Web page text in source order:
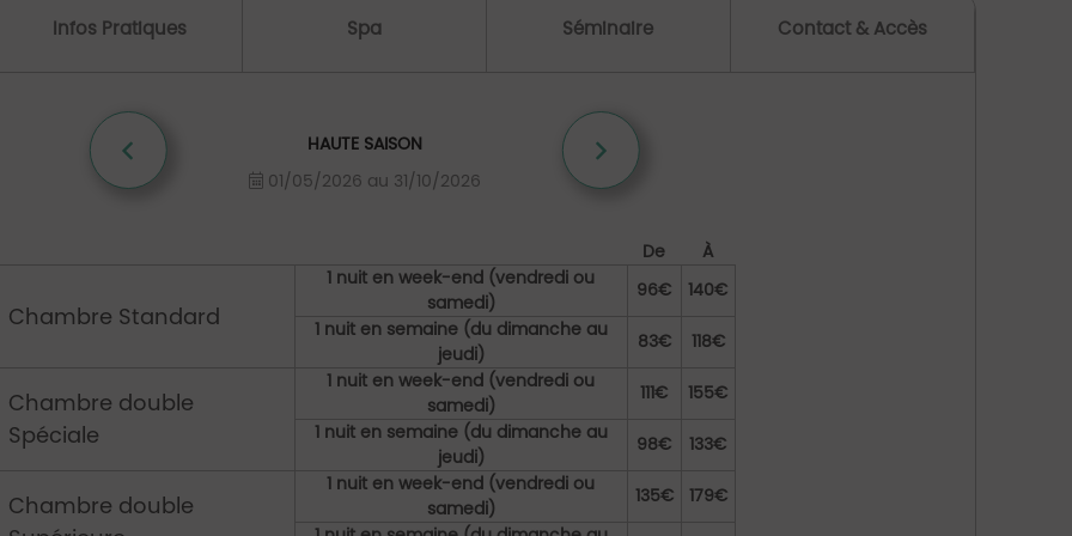
Infos Pratiques Spa Séminaire Contact & Accès
HAUTE SAISON
01/05/2026 au 31/10/2026
De À
Chambre Standard
1 nuit en week-end (vendredi ou
samedi)
96€
140€
1 nuit en semaine (du dimanche au
jeudi)
83€ 118€
Chambre double
Spéciale
1 nuit en week-end (vendredi ou
samedi)
111€
155€
1 nuit en semaine (du dimanche au
jeudi)
98€ 133€
Chambre double
1 nuit en week-end (vendredi ou
samedi)
135€
179€